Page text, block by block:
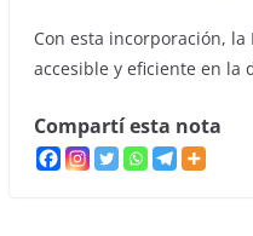
Con esta incorporación,
accesible y eficiente en la
Compartí esta nota